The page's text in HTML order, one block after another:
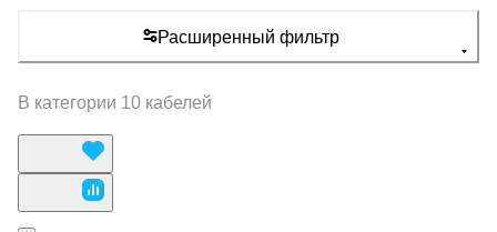
Расширенный фильтр
В категории 10 кабелей